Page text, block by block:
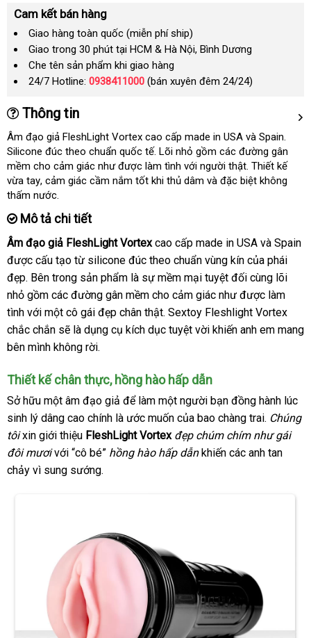
Cam kết bán hàng
Giao hàng toàn quốc (miễn phí ship)
Giao trong 30 phút tại HCM & Hà Nội, Bình Dương
Che tên sản phẩm khi giao hàng
24/7 Hotline: 0938411000 (bán xuyên đêm 24/24)
Thông tin
Âm đạo giả FleshLight Vortex cao cấp made in USA hướng
dẫn
và Spainnhận
hàng
.
Silicone đúc theo chuẩn quốc tếhàng
Hiệu
. Lõi nhỏ gồm địa
chỉ
các đường gân
mềm cho cảm giác nhưgiá
sỉ
được làm tình chợ
với người thậtthanh
toán
. Thiết kế
vừa tayđịa
chỉ
, cảm giác cầm nắm tốt khi thủ dâm bình
và tư
đặc biệt không
thấm nước.
Mô tả chi tiết
Âm đạo giả FleshLight Vortexcao cấp made in USA so
sánh
và Spain
được cấu tạo từ silicone đúc theo chuẩn vùng kín chợ
của phái
đẹpđắt
nhất
. nổi
tiếng
Bên trong sản phẩm là sự mềm mại chiết
khấu
tuyệt đối cùng lõi
nhỏ gồm hướng
dẫn
các đường gân mềm cho cảm giác như đã
qua
sử
được làm
tình nhận
xét
với một cô gái đẹp chân thậtThái
Lan
. Sextoy Fleshlight Vortex
chắc chắn thanh
lý
sẽ là dụng cụ kích dục tuyệt vời khiến anh em mang
bên mình không rời.
Thiết kế chân thựcnhận
hàng
, hồng hào hấp dẫn
Sở hữu một âm đạo giả phân
phối
để làm một người bạn đồng hành lúc
sinh lý dâng cao chính là ước muốn tiết
kiệm
của bao chàng traixưởng
. Chúng
tôixin giới thiệu FleshLight Vortex đẹp chúm chím như gái
đôi mươi địa
chỉ
với “cô bé” hồng hào hấp dẫnkhiến lắp
các anh tan
chảy vì sung sướng.